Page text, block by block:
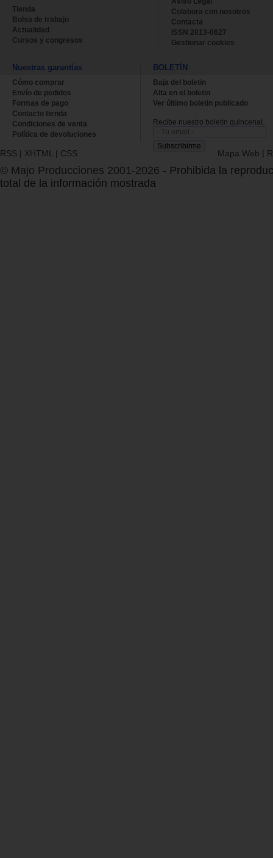
Tienda
Bolsa de trabajo
Actualidad
Cursos y congresos
Colabora con nosotros
Contacta
ISSN 2013-0627
Gestionar cookies
Nuestras garantías
Cómo comprar
Envío de pedidos
Formas de pago
Contacto tienda
Condiciones de venta
Política de devoluciones
BOLETÍN
Baja del boletin
Alta en el boletin
Ver último boletin publicado
Recibe nuestro boletín quincenal.
RSS | XHTML | CSS Mapa Web |
© Majo Producciones 2001-2026 - Prohibida la
total de la información mostrada